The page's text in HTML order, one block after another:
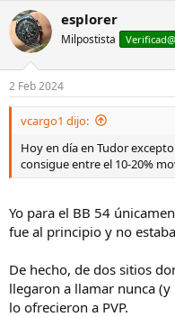
c
c
i
e
s
esplorer
Milpostista
2 Feb 2024
vcargo1 dijo:
Hoy en día en Tudor
consigue entre el 10-20%
Yo para el BB 54
fue al principio y no
De hecho, de dos sitios
llegaron a llamar nunca
lo ofrecieron a PVP.